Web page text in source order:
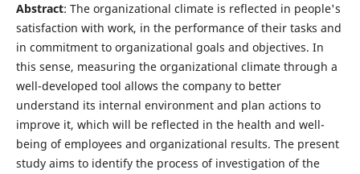
Abstract: The organizational climate is reflected in people's
satisfaction with work, in the performance of their tasks and
in commitment to organizational goals and objectives. In
this sense, measuring the organizational climate through a
well-developed tool allows the company to better
understand its internal environment and plan actions to
improve it, which will be reflected in the health and well-
being of employees and organizational results. The present
study aims to identify the process of investigation of the